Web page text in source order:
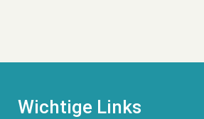
Wichtige Links